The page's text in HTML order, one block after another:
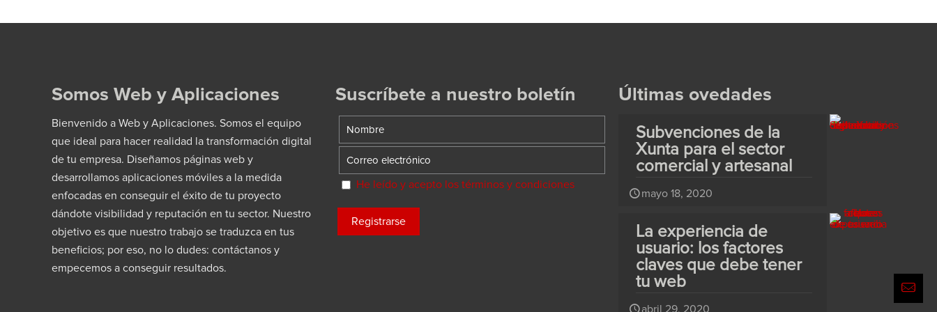
Somos Web y Aplicaciones
Bienvenido a Web y Aplicaciones. Somos el equipo
que ideal para hacer realidad la transformación digital
de tu empresa. Diseñamos páginas web y
desarrollamos aplicaciones móviles a la medida
enfocadas en conseguir el éxito de tu proyecto
dándote visibilidad y reputación en tu sector. Nuestro
objetivo es que nuestro trabajo se traduzca en tus
beneficios; por eso, no lo dudes: contáctanos y
empecemos a conseguir resultados.
Suscríbete a nuestro boletín
He leído y acepto los términos y condiciones
Últimas ovedades
Subvenciones de la
Xunta para el sector
comercial y artesanal
mayo 18, 2020
La experiencia de
usuario: los factores
claves que debe tener
tu web
abril 29, 2020